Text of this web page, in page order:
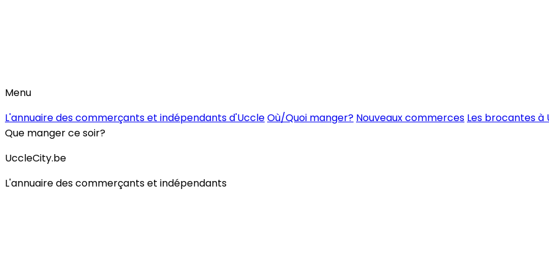
Menu
L'annuaire des commerçants et indépendants d'UccleOù/Quoi manger? Nouveaux commerces Les brocantes à
Que manger ce soir?
UccleCity.be
L'annuaire des commerçants et indépendants